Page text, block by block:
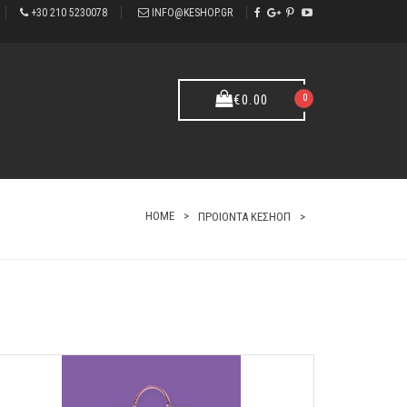
+30 210 5230078 INFO@KESHOP.GR
€0.00 0
HOME ΠΡΟΙΟΝΤΑ ΚΕΣΗΟΠ